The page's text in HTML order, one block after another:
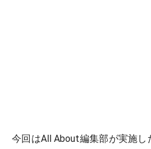
今回はAll About編集部が実施